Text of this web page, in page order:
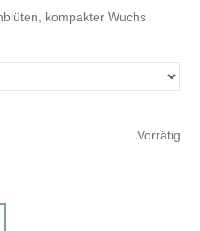
kompakter Wuchs
Vorrätig